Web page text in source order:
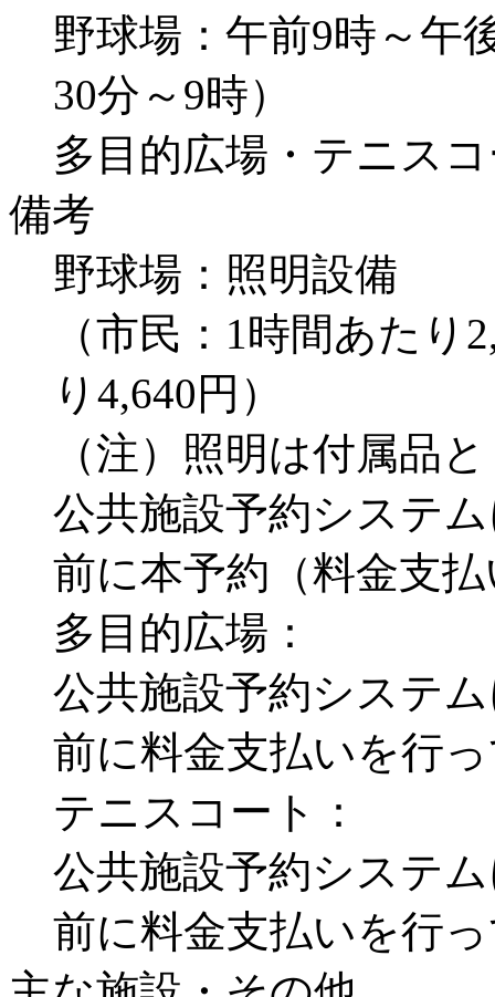
野球場：午前9時～午
30分～9時）
多目的広場・テニス
備考
野球場：照明設備
（市民：1時間あた
り4,640円）
（注）照明は付属品
公共施設予約システ
前に本予約（料金支
多目的広場：
公共施設予約システ
前に料金支払いを行
テニスコート：
公共施設予約システ
前に料金支払いを行